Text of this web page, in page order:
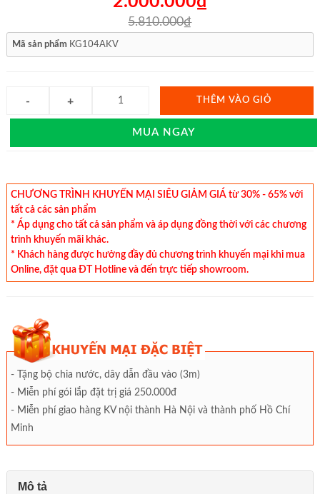
5.810.000₫
Mã sản phẩm KG104AKV
THÊM VÀO GIỎ
MUA NGAY
CHƯƠNG TRÌNH KHUYẾN MẠI SIÊU GIẢM GIÁ từ 30% - 65% với
tất cả các sản phẩm
* Áp dụng cho tất cả sản phẩm và áp dụng đồng thời với các chương
trình khuyến mãi khác.
* Khách hàng được hưởng đầy đủ chương trình khuyến mại khi mua
Online, đặt qua ĐT Hotline và đến trực tiếp showroom.
- Tặng bộ chia nước, dây dẫn đầu vào (3m)
- Miễn phí gói lắp đặt trị giá 250.000đ
- Miễn phí giao hàng KV nội thành Hà Nội và thành phố Hồ Chí
Minh
Mô tả